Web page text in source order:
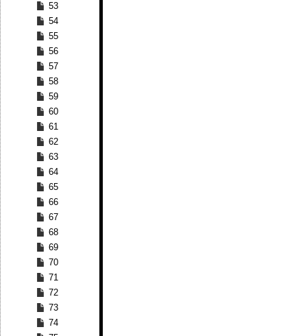
53
54
55
56
57
58
59
60
61
62
63
64
65
66
67
68
69
70
71
72
73
74